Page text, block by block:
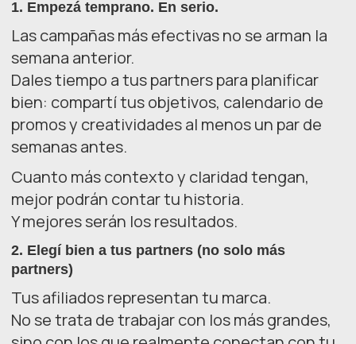
1. Empezá temprano. En serio.
Las campañas más efectivas no se arman la
semana anterior.
Dales tiempo a tus partners para planificar
bien: compartí tus objetivos, calendario de
promos y creatividades al menos un par de
semanas antes.
Cuanto más contexto y claridad tengan,
mejor podrán contar tu historia.
Y mejores serán los resultados.
2. Elegí bien a tus partners (no solo más
partners)
Tus afiliados representan tu marca.
No se trata de trabajar con los más grandes,